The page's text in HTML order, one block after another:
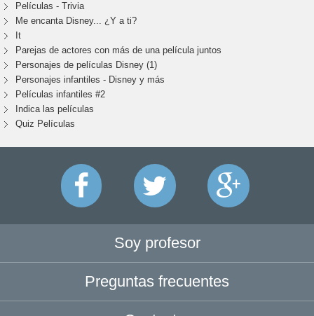
Películas - Trivia
Me encanta Disney... ¿Y a ti?
It
Parejas de actores con más de una película juntos
Personajes de películas Disney (1)
Personajes infantiles - Disney y más
Películas infantiles #2
Indica las películas
Quiz Películas
Soy profesor
Preguntas frecuentes